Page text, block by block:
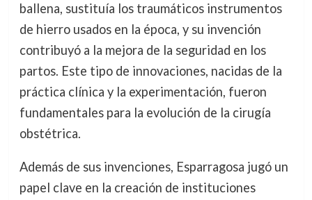
ballena, sustituía los traumáticos instrumentos
de hierro usados en la época, y su invención
contribuyó a la mejora de la seguridad en los
partos. Este tipo de innovaciones, nacidas de la
práctica clínica y la experimentación, fueron
fundamentales para la evolución de la cirugía
obstétrica.
Además de sus invenciones, Esparragosa jugó un
papel clave en la creación de instituciones